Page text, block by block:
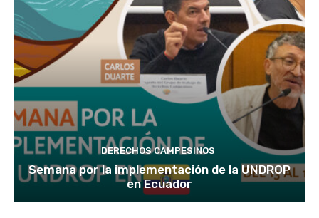
DERECHOS CAMPESINOS
Semana por la implementación de la UNDROP
en Ecuador